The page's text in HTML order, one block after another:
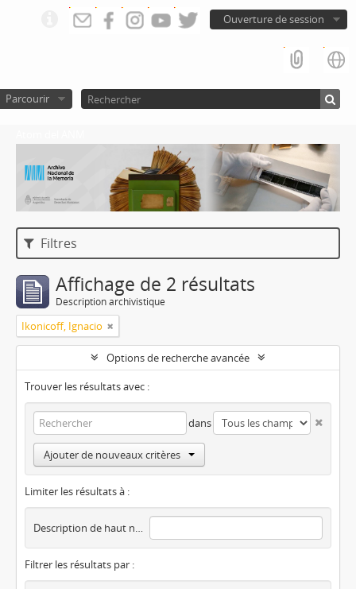
Ouverture de session
Parcourir
Filtres
Affichage de 2 résultats
Description archivistique
Ikonicoff, Ignacio
Options de recherche avancée
Trouver les résultats avec :
dans
Ajouter de nouveaux critères
Limiter les résultats à :
Description de haut niveau
Filtrer les résultats par :